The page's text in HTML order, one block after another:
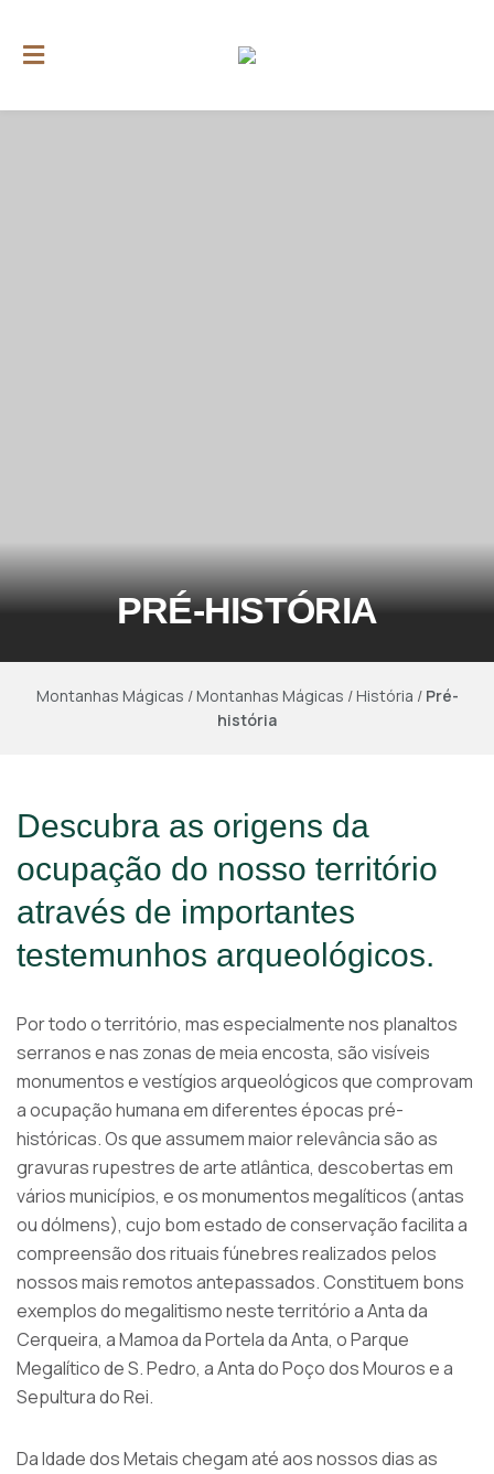
PRÉ-HISTÓRIA
Montanhas Mágicas /Montanhas Mágicas /História / Pré-
história
Descubra as origens da
ocupação do nosso território
através de importantes
testemunhos arqueológicos.
Por todo o território, mas especialmente nos planaltos
serranos e nas zonas de meia encosta, são visíveis
monumentos e vestígios arqueológicos que comprovam
a ocupação humana em diferentes épocas pré-
históricas. Os que assumem maior relevância são as
gravuras rupestres de arte atlântica, descobertas em
vários municípios, e os monumentos megalíticos (antas
ou dólmens), cujo bom estado de conservação facilita a
compreensão dos rituais fúnebres realizados pelos
nossos mais remotos antepassados. Constituem bons
exemplos do megalitismo neste território a Anta da
Cerqueira, a Mamoa da Portela da Anta, o Parque
Megalítico de S. Pedro, a Anta do Poço dos Mouros e a
Sepultura do Rei.
Da Idade dos Metais chegam até aos nossos dias as